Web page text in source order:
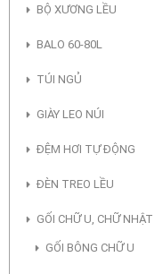
BỘ XƯƠNG LỀU
BALO 60-80L
TÚI NGỦ
GIÀY LEO NÚI
ĐỆM HƠI TỰ ĐỘNG
ĐÈN TREO LỀU
GỐI CHỮ U, CHỮ NHẬT
GỐI BÔNG CHỮ U